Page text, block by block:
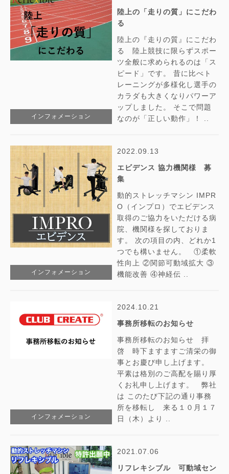
インフォメーション
陸上の「走りの質」にこだわ
る
陸上の『走りの質』にこだわ
る 陸上競技に限らずスポー
ツ全般に求められるのは「ス
ピード」です。 昔に比べト
レーニングが多様化し選手の
カラダも大きくなりパワーア
ップしました。 そこで問題
なのが「正しい動作」！ ..
インフォメーション
2022.09.13
エビデンス 協力機関様 募
集
動的ストレッチマシン IMPR
O（インプロ）でエビデンス
取得のご協力をいただける病
院、機関様を探しておりま
す。 次の項目の内、どれか1
つでも構いません。 ①柔軟
性向上 ②関節可動域拡大 ③
機能改善 ④神経伝 ..
インフォメーション
2024.10.21
事務所移転のお知らせ
事務所移転のお知らせ 拝
啓 時下ますますご清栄の御
事とお慶び申し上げます。
平素は格別のご高配を賜り厚
くお礼申し上げます。 弊社
は このたび下記の通り事務
所を移転し 来る１０月１７
日（木）より ..
2021.07.06
リフレキシブル 可動域セン